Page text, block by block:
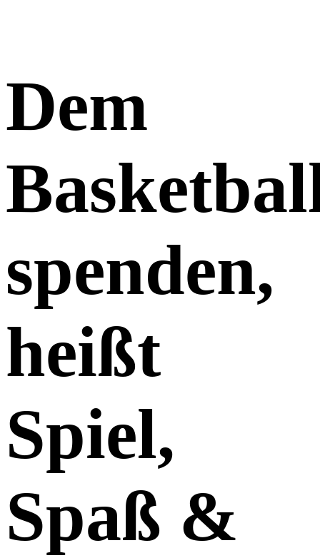
Dem
spenden,
heißt
Spiel,
Spaß &